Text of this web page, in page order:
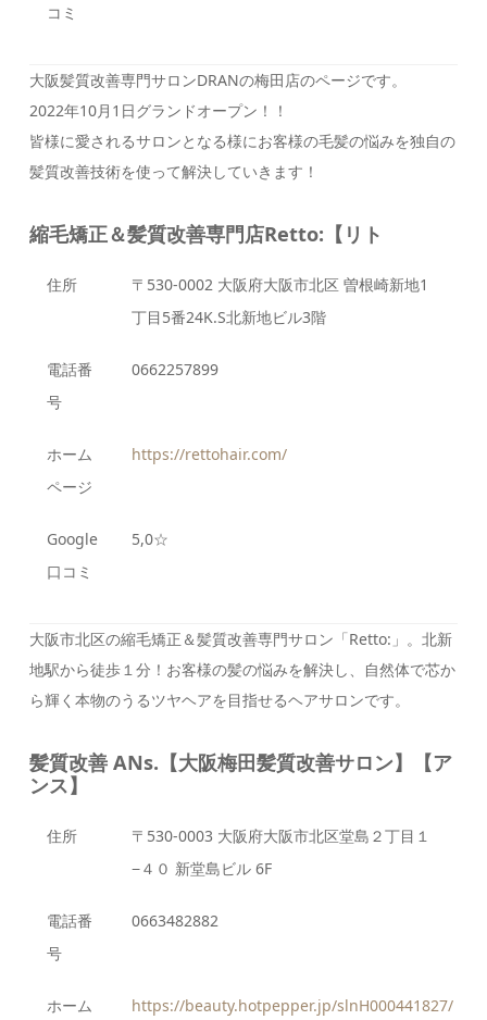
コミ
大阪髪質改善専門サロンDRANの梅田店のページです。
2022年10月1日グランドオープン！！
皆様に愛されるサロンとなる様にお客様の毛髪の悩みを独自の
髪質改善技術を使って解決していきます！
縮毛矯正＆髪質改善専門店Retto:【リト
住所
〒530-0002 大阪府大阪市北区 曽根崎新地1
丁目5番24K.S北新地ビル3階
電話番
号
0662257899
ホーム
ページ
https://rettohair.com/
Google
口コミ
5,0☆
大阪市北区の縮毛矯正＆髪質改善専門サロン「Retto:」。北新
地駅から徒歩１分！お客様の髪の悩みを解決し、自然体で芯か
ら輝く本物のうるツヤヘアを目指せるヘアサロンです。
髪質改善 ANs.【大阪梅田髪質改善サロン】【ア
ンス】
住所
〒530-0003 大阪府大阪市北区堂島２丁目１
−４０ 新堂島ビル 6F
電話番
号
0663482882
ホーム https://beauty.hotpepper.jp/slnH000441827/